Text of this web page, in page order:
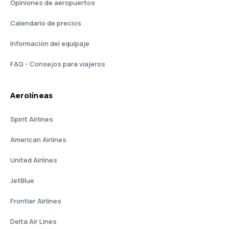
Opiniones de aeropuertos
Calendario de precios
Información del equipaje
FAQ - Consejos para viajeros
Aerolíneas
Spirit Airlines
American Airlines
United Airlines
JetBlue
Frontier Airlines
Delta Air Lines